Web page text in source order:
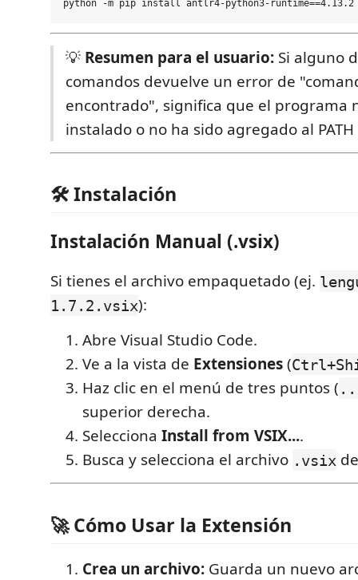
💡 Resumen para el usuario: Si alguno
comandos devuelve un error de
encontrado", significa que el programa
instalado o no ha sido agregado al
🛠️ Instalación
Instalación Manual (.vsix)
Si tienes el archivo empaquetado (ej.
1.7.2.vsix):
Abre Visual Studio Code.
Ve a la vista de Extensiones(
Haz clic en el menú de tres puntos (
superior derecha.
Selecciona Install from VSIX....
Busca y selecciona el archivo .vsix
🚀 Cómo Usar la Extensión
Crea un archivo: Guarda un nuevo